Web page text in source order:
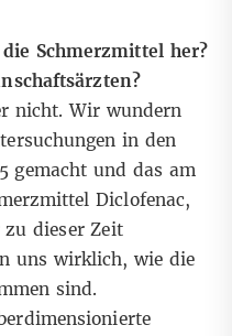
Schmerzmittel her?
nicht. Wir wundern
in den
gemacht und das am
Diclofenac,
zu dieser Zeit
uns wirklich, wie die
sind.